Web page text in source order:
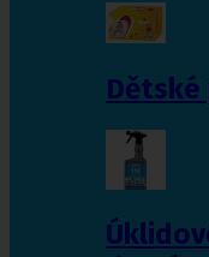
Dětské